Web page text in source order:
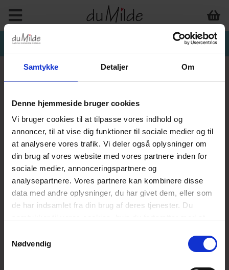
Samtykke Detaljer Om
Denne hjemmeside bruger cookies
Vi bruger cookies til at tilpasse vores indhold og
annoncer, til at vise dig funktioner til sociale medier og til
at analysere vores trafik. Vi deler også oplysninger om
din brug af vores website med vores partnere inden for
sociale medier, annonceringspartnere og
analysepartnere. Vores partnere kan kombinere disse
data med andre oplysninger, du har givet dem, eller som
de har indsamlet fra din brug af deres tjenester. Du
Nødvendig